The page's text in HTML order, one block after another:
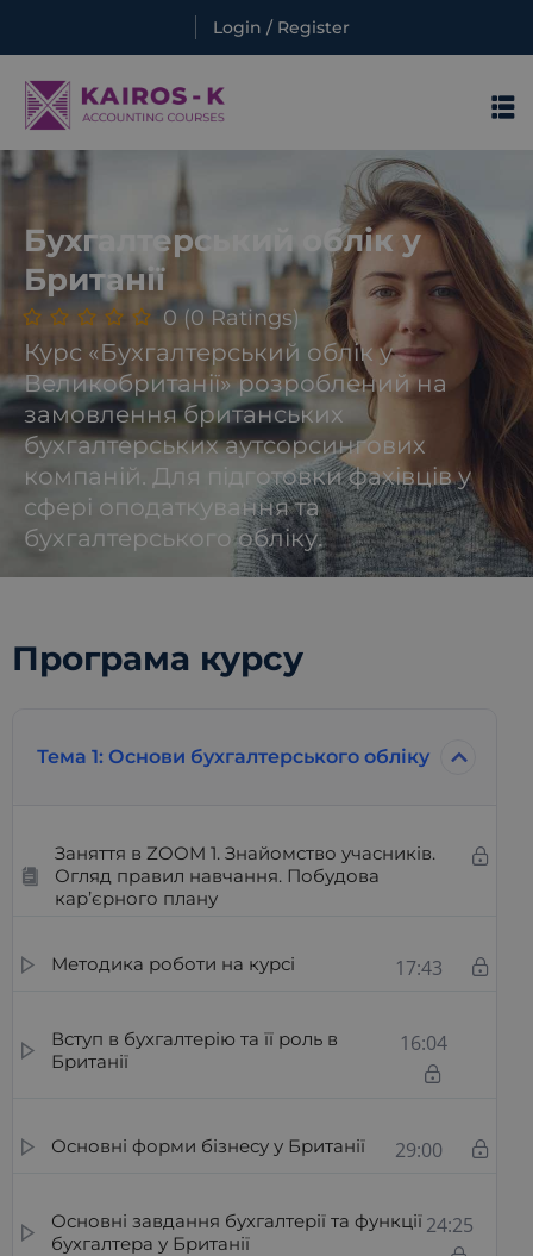
Login / Register
Бухгалтерський облік у
Британії
0 (0 Ratings)
Курс «Бухгалтерський облік у
Великобританії» розроблений на
замовлення британських
бухгалтерських аутсорсингових
компаній. Для підготовки фахівців у
сфері оподаткування та
бухгалтерського обліку.
Програма курсу
Тема 1: Основи бухгалтерського обліку
Заняття в ZOOM 1. Знайомство учасників.
Огляд правил навчання. Побудова
кар’єрного плану
Методика роботи на курсі 17:43
Вступ в бухгалтерію та її роль в
Британії
16:04
Основні форми бізнесу у Британії 29:00
Основні завдання бухгалтерії та функції
бухгалтера у Британії
24:25
Sign in
Sign in
Remember me Lost your password?